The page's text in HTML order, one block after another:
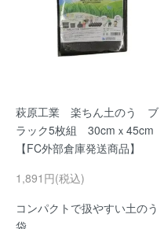
萩原工業 楽ちん土のう ブ
ラック5枚組 30cmｘ45cm
【FC外部倉庫発送商品】
1,891円(税込)
コンパクトで扱やすい土のう
袋